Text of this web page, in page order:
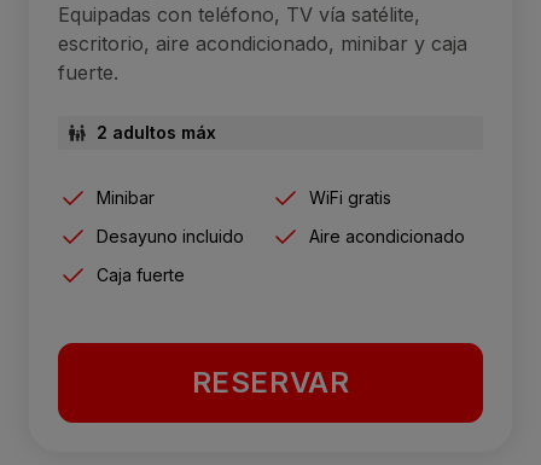
Equipadas con teléfono, TV vía satélite,
escritorio, aire acondicionado, minibar y caja
fuerte.
2 adultos máx
Minibar
WiFi gratis
Desayuno incluido
Aire acondicionado
Caja fuerte
RESERVAR